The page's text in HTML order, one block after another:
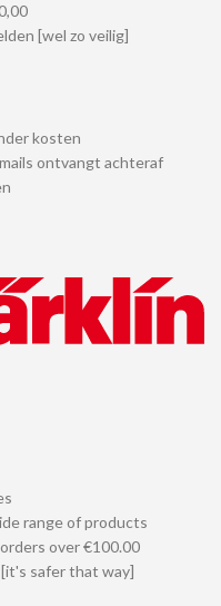
[wel zo veilig]
kosten
ontvangt achteraf
range of products
over €100.00
safer that way]